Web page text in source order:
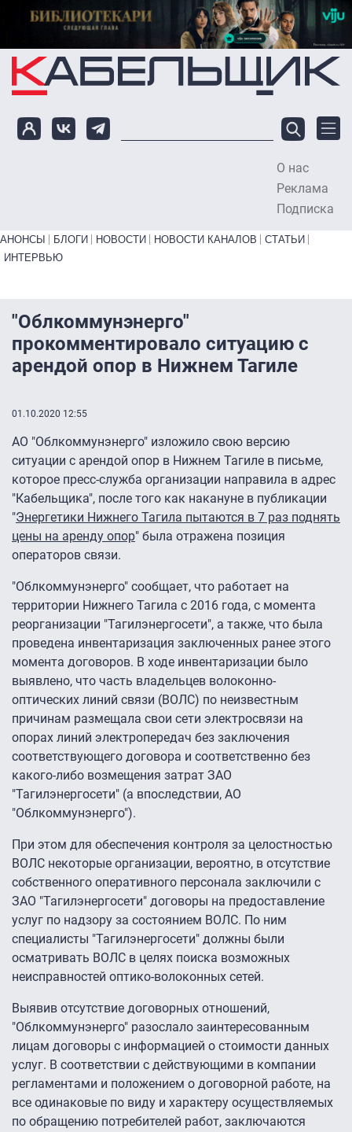
Перейти к основному содержанию
О нас
Реклама
Подписка
Primary links bottom
АНОНСЫ БЛОГИ НОВОСТИ НОВОСТИ КАНАЛОВ
СТАТЬИ
ИНТЕРВЬЮ
"Облкоммунэнерго"
прокомментировало ситуацию с
арендой опор в Нижнем Тагиле
01.10.2020 12:55
АО "Облкоммунэнерго" изложило свою версию
ситуации с арендой опор в Нижнем Тагиле в письме,
которое пресс-служба организации направила в адрес
"Кабельщика", после того как накануне в публикации
"Энергетики Нижнего Тагила пытаются в 7 раз поднять
цены на аренду опор" была отражена позиция
операторов связи.
"Облкоммунэнерго" сообщает, что работает на
территории Нижнего Тагила с 2016 года, с момента
реорганизации "Тагилэнергосети", а также, что была
проведена инвентаризация заключенных ранее этого
момента договоров. В ходе инвентаризации было
выявлено, что часть владельцев волоконно-
оптических линий связи (ВОЛС) по неизвестным
причинам размещала свои сети электросвязи на
опорах линий электропередач без заключения
соответствующего договора и соответственно без
какого-либо возмещения затрат ЗАО
"Тагилэнергосети" (а впоследствии, АО
"Облкоммунэнерго").
При этом для обеспечения контроля за целостностью
ВОЛС некоторые организации, вероятно, в отсутствие
собственного оперативного персонала заключили с
ЗАО "Тагилэнергосети" договоры на предоставление
услуг по надзору за состоянием ВОЛС. По ним
специалисты "Тагилэнергосети" должны были
осматривать ВОЛС в целях поиска возможных
неисправностей оптико-волоконных сетей.
Выявив отсутствие договорных отношений,
"Облкоммунэнерго" разослало заинтересованным
лицам договоры с информацией о стоимости данных
услуг. В соответствии с действующими в компании
регламентами и положением о договорной работе, на
все одинаковые по виду и характеру осуществляемых
по обращению потребителей работ, заключаются